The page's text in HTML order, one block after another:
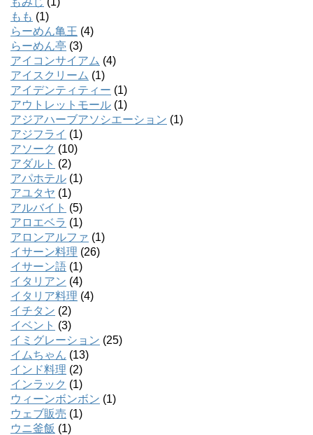
もも (1)
らーめん亀王 (4)
らーめん亭 (3)
アイコンサイアム (4)
アイスクリーム (1)
アイデンティティー (1)
アウトレットモール (1)
アジアハーブアソシエーション (1)
アジフライ (1)
アソーク (10)
アダルト (2)
アパホテル (1)
アユタヤ (1)
アルバイト (5)
アロエベラ (1)
アロンアルファ (1)
イサーン料理 (26)
イサーン語 (1)
イタリアン (4)
イタリア料理 (4)
イチタン (2)
イベント (3)
イミグレーション (25)
イムちゃん (13)
インド料理 (2)
インラック (1)
ウィーンボンボン (1)
ウェブ販売 (1)
ウニ釜飯 (1)